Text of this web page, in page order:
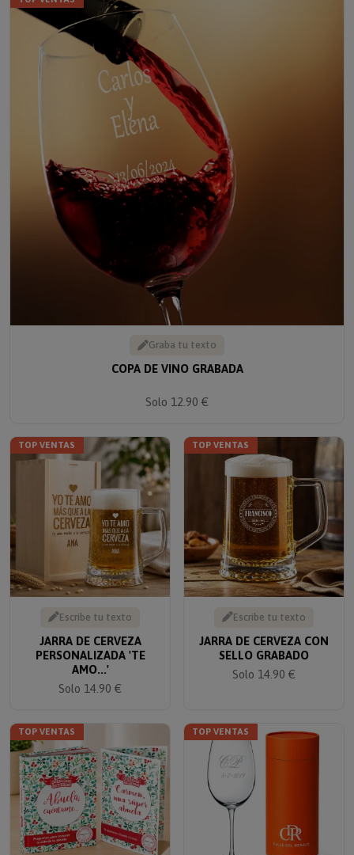
Graba tu texto
COPA DE VINO GRABADA
Solo 12.90 €
TOP VENTAS
Escribe tu texto
JARRA DE CERVEZA
PERSONALIZADA 'TE
AMO...'
Solo 14.90 €
TOP VENTAS
Escribe tu texto
JARRA DE CERVEZA CON
SELLO GRABADO
Solo 14.90 €
TOP VENTAS TOP VENTAS